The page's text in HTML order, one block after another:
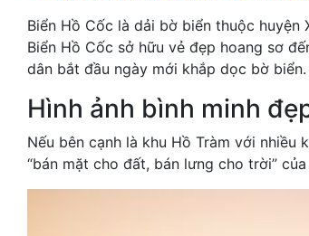
Biển Hồ Cốc là dải bờ biển thuộc
Biển Hồ Cốc sở hữu vẻ đẹp hoang sơ
dân bắt đầu ngày mới khắp dọc bờ biển.
Hình ảnh bình minh
Nếu bên cạnh là khu Hồ Tràm với nhiều
“bán mặt cho đất, bán lưng cho trời”